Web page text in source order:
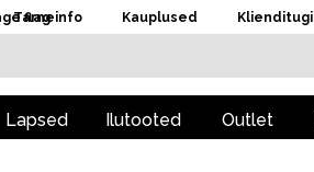
Tarneinfo Kauplused Klienditugi
Lapsed Ilutooted Outlet